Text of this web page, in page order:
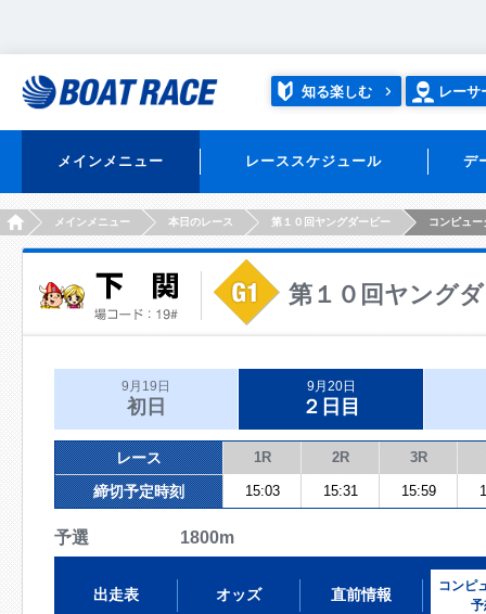
知る楽しむ レーサ
メインメニュー レーススケジュール デ
HOMEメインメニュー 本日のレース 第１０回ヤングダービー コンピュー
第１０回ヤング
9月19日
初日
9月20日
２日目
レース 1R 2R 3R
締切予定時刻 15:03 15:31 15:59
予選 1800m
出走表 オッズ 直前情報
コンピ
予